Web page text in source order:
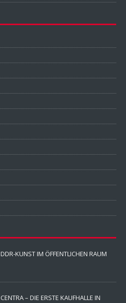
DDR-KUNST IM ÖFFENTLICHEN RAUM
CENTRA – DIE ERSTE KAUFHALLE IN